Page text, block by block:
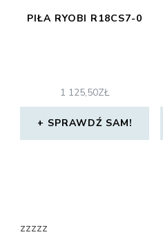
PIŁA RYOBI R18CS7-0
1 125,50ZŁ
SPRAWDŹ SAM!
zzzzz